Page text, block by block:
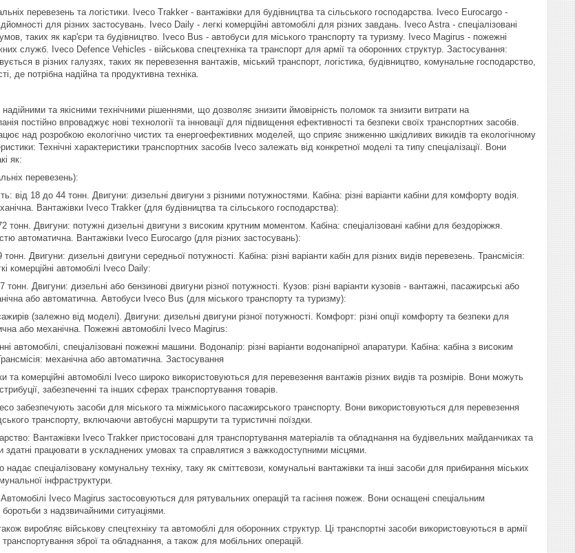
перевезень та логістики. Iveco Trakker - вантажівки для будівництва та сільського господарства. Iveco Eurocargo -
для різних застосувань. Iveco Daily - легкі комерційні автомобілі для різних завдань. Iveco Astra - спеціалізовані
таких як кар'єри та будівництво. Iveco Bus - автобуси для міського транспорту та туризму. Iveco Magirus - пожежні
служб. Iveco Defence Vehicles - військова спецтехніка та транспорт для армії та оборонних структур. Застосування:
в різних галузях, таких як перевезення вантажів, міський транспорт, логістика, будівництво, комунальне господарство,
де потрібна надійна та продуктивна техніка.
та якісними технічними рішеннями, що дозволяє знизити ймовірність поломок та знизити витрати на
постійно впроваджує нові технології та інновації для підвищення ефективності та безпеки своїх транспортних засобів.
над розробкою екологічно чистих та енергоефективних моделей, що сприяє зниженню шкідливих викидів та екологічному
Технічні характеристики транспортних засобів Iveco залежать від конкретної моделі та типу спеціалізації. Вони
як:
перевезень):
від 18 до 44 тонн. Двигуни: дизельні двигуни з різними потужностями. Кабіна: різні варіанти кабіни для комфорту водія.
Вантажівки Iveco Trakker (для будівництва та сільського господарства):
тонн. Двигуни: потужні дизельні двигуни з високим крутним моментом. Кабіна: спеціалізовані кабіни для бездоріжжя.
автоматична. Вантажівки Iveco Eurocargo (для різних застосувань):
Двигуни: дизельні двигуни середньої потужності. Кабіна: різні варіанти кабін для різних видів перевезень. Трансмісія:
комерційні автомобілі Iveco Daily:
Двигуни: дизельні або бензинові двигуни різної потужності. Кузов: різні варіанти кузовів - вантажні, пасажирські або
або автоматична. Автобуси Iveco Bus (для міського транспорту та туризму):
(залежно від моделі). Двигуни: дизельні двигуни різної потужності. Комфорт: різні опції комфорту та безпеки для
або механічна. Пожежні автомобілі Iveco Magirus:
автомобілі, спеціалізовані пожежні машини. Водонапір: різні варіанти водонапірної апаратури. Кабіна: кабіна з високим
механічна або автоматична. Застосування
та комерційні автомобілі Iveco широко використовуються для перевезення вантажів різних видів та розмірів. Вони можуть
забезпеченні та інших сферах транспортування товарів.
забезпечують засоби для міського та міжміського пасажирського транспорту. Вони використовуються для перевезення
транспорту, включаючи автобусні маршрути та туристичні поїздки.
Вантажівки Iveco Trakker пристосовані для транспортування матеріалів та обладнання на будівельних майданчиках та
здатні працювати в ускладнених умовах та справлятися з важкодоступними місцями.
спеціалізовану комунальну техніку, таку як сміттєвози, комунальні вантажівки та інші засоби для прибирання міських
інфраструктури.
Iveco Magirus застосовуються для рятувальних операцій та гасіння пожеж. Вони оснащені спеціальним
з надзвичайними ситуаціями.
виробляє військову спецтехніку та автомобілі для оборонних структур. Ці транспортні засоби використовуються в армії
зброї та обладнання, а також для мобільних операцій.